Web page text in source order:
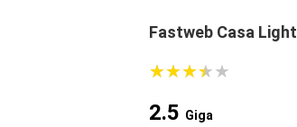
Fastweb Casa Light
★★★★★
★★★★★
2.5 Giga